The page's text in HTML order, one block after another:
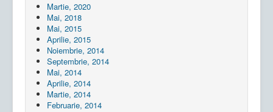
Martie, 2020
Mai, 2018
Mai, 2015
Aprilie, 2015
Noiembrie, 2014
Septembrie, 2014
Mai, 2014
Aprilie, 2014
Martie, 2014
Februarie, 2014